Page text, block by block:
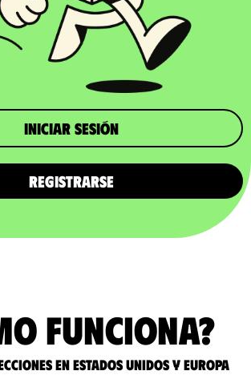
iniciar sesión
REGISTRARSE
funciona?
en Estados Unidos y Europa